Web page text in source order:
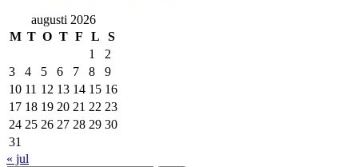
Sidopanel
augusti 2026
M T O T F L
S
1
2
3
4 5 6 7 8
9
10 11 12 13 14 15 16
17 18 19 20 21 22 23
24 25 26 27 28 29 30
31
« jul